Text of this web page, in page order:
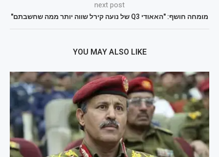
next post
מומחה חושף: "האאודי Q3 של נועה קירל שווה יותר ממה שחשבתם"
YOU MAY ALSO LIKE